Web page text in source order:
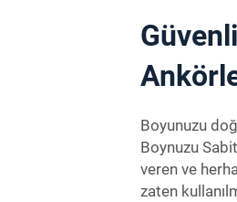
Boyunuzu
Boynuzu
veren ve
zaten